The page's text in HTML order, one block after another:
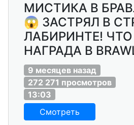
МИСТИКА В
😱 ЗАСТРЯЛ В
ЛАБИРИНТЕ! ЧТО
НАГРАДА В
9 месяцев назад
272 271 просмотров
13:03
Смотреть